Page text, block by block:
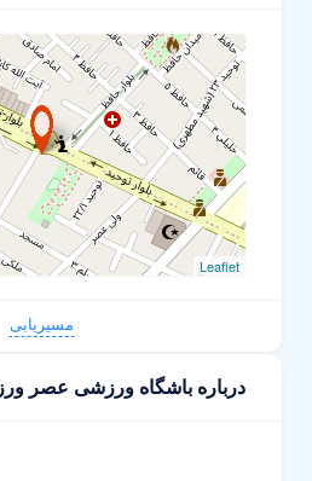
Leaflet
مسیریابی
درباره باشگاه ورزشی عصر